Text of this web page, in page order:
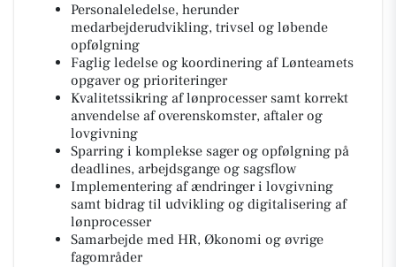
Personaleledelse, herunder
medarbejderudvikling, trivsel og løbende
opfølgning
Faglig ledelse og koordinering af Lønteamets
opgaver og prioriteringer
Kvalitetssikring af lønprocesser samt korrekt
anvendelse af overenskomster, aftaler og
lovgivning
Sparring i komplekse sager og opfølgning på
deadlines, arbejdsgange og sagsflow
Implementering af ændringer i lovgivning
samt bidrag til udvikling og digitalisering af
lønprocesser
Samarbejde med HR, Økonomi og øvrige
fagområder